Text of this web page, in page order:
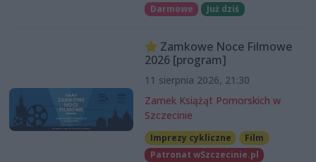
Darmowe
Już dziś
Zamkowe Noce Filmowe
2026 [program]
11 sierpnia 2026, 21:30
Zamek Książąt Pomorskich w
Szczecinie
Imprezy cykliczne
Film
Patronat wSzczecinie.pl